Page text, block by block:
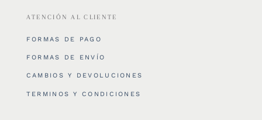
ATENCIÓN AL CLIENTE
FORMAS DE PAGO
FORMAS DE ENVÍO
CAMBIOS Y DEVOLUCIONES
TERMINOS Y CONDICIONES